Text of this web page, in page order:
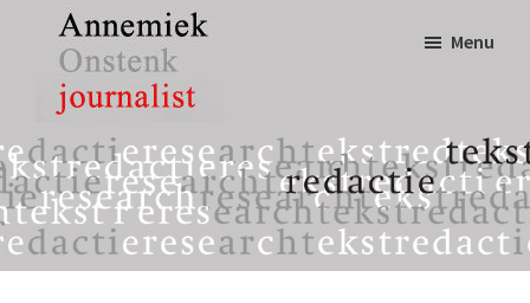
inhoud
eerste
sidebar
Annemiek
Onstenk
Journalist
tekst,
redactie
&
research
Menu